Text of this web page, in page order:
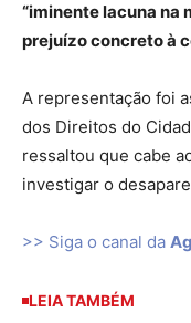
“iminente lacuna na
prejuízo concreto à
A representação foi
dos Direitos do
ressaltou que cabe
investigar o
>> Siga o canal da
LEIA TAMBÉM